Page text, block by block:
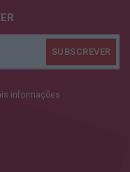
informações